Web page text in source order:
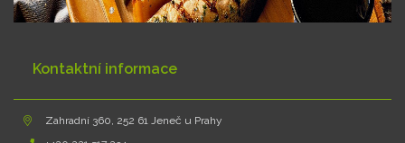
Kontaktní informace
Zahradní 360, 252 61 Jeneč u Prahy